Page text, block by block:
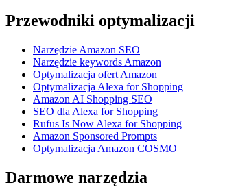
Przewodniki optymalizacji
Narzędzie Amazon SEO
Narzędzie keywords Amazon
Optymalizacja ofert Amazon
Optymalizacja Alexa for Shopping
Amazon AI Shopping SEO
SEO dla Alexa for Shopping
Rufus Is Now Alexa for Shopping
Amazon Sponsored Prompts
Optymalizacja Amazon COSMO
Darmowe narzędzia